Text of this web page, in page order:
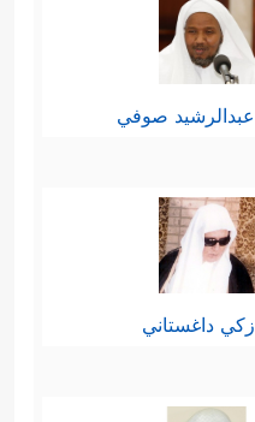
عبدالرشيد صوفي
زكي داغستاني